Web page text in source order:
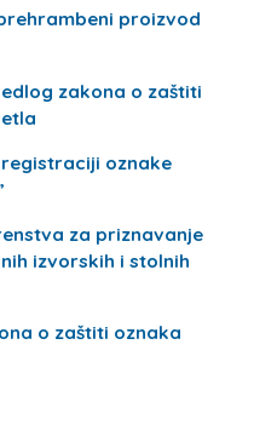
proizvod
zakona o zaštiti
registraciji oznake
za priznavanje
izvorskih i stolnih
o zaštiti oznaka